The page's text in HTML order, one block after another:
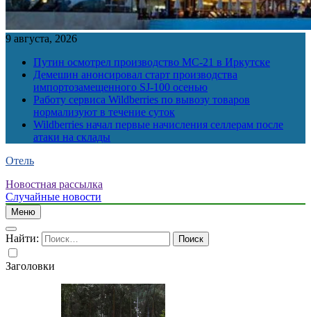
9 августа, 2026
Путин осмотрел производство МС-21 в Иркутске
Демешин анонсировал старт производства
импортозамещенного SJ-100 осенью
Работу сервиса Wildberries по вывозу товаров
нормализуют в течение суток
Wildberries начал первые начисления селлерам после
атаки на склады
Отель
Новостная рассылка
Случайные новости
Меню
Найти:
Заголовки